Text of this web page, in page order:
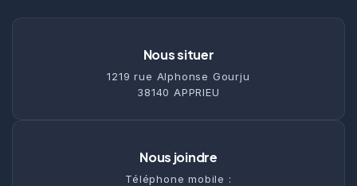
Nous situer
1219 rue Alphonse Gourju
38140 APPRIEU
Nous joindre
Téléphone mobile :